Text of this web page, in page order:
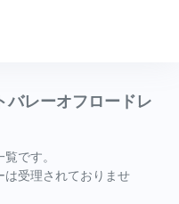
バレーオフロードレ
です。
受理されておりませ